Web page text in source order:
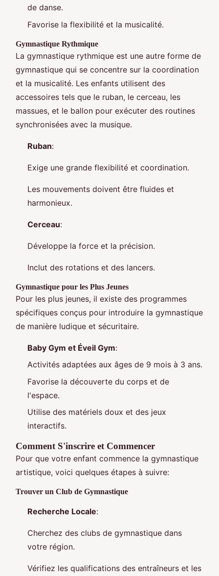
de danse.
Favorise la flexibilité et la musicalité.
Gymnastique Rythmique
La gymnastique rythmique est une autre forme de
gymnastique qui se concentre sur la coordination
et la musicalité. Les enfants utilisent des
accessoires tels que le ruban, le cerceau, les
massues, et le ballon pour exécuter des routines
synchronisées avec la musique.
Ruban:
Exige une grande flexibilité et coordination.
Les mouvements doivent être fluides et
harmonieux.
Cerceau:
Développe la force et la précision.
Inclut des rotations et des lancers.
Gymnastique pour les Plus Jeunes
Pour les plus jeunes, il existe des programmes
spécifiques conçus pour introduire la gymnastique
de manière ludique et sécuritaire.
Baby Gym et Éveil Gym:
Activités adaptées aux âges de 9 mois à 3 ans.
Favorise la découverte du corps et de
l'espace.
Utilise des matériels doux et des jeux
interactifs.
Comment S'inscrire et Commencer
Pour que votre enfant commence la gymnastique
artistique, voici quelques étapes à suivre:
Trouver un Club de Gymnastique
Recherche Locale:
Cherchez des clubs de gymnastique dans
votre région.
Vérifiez les qualifications des entraîneurs et les